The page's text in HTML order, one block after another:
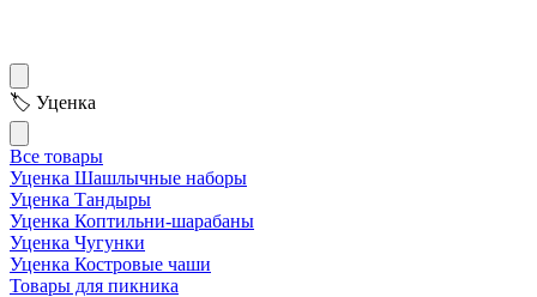
🏷 Уценка
Все товары
Уценка Шашлычные наборы
Уценка Тандыры
Уценка Коптильни-шарабаны
Уценка Чугунки
Уценка Костровые чаши
Товары для пикника